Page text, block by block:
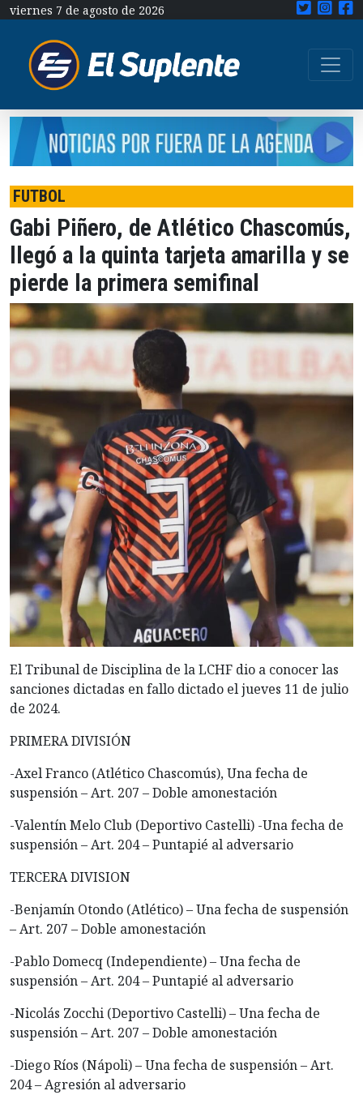
viernes 7 de agosto de 2026
FUTBOL
Gabi Piñero, de Atlético Chascomús,
llegó a la quinta tarjeta amarilla y se
pierde la primera semifinal
El Tribunal de Disciplina de la LCHF dio a conocer las
sanciones dictadas en fallo dictado el jueves 11 de julio
de 2024.
PRIMERA DIVISIÓN
-Axel Franco (Atlético Chascomús), Una fecha de
suspensión – Art. 207 – Doble amonestación
-Valentín Melo Club (Deportivo Castelli) -Una fecha de
suspensión – Art. 204 – Puntapié al adversario
TERCERA DIVISION
-Benjamín Otondo (Atlético) – Una fecha de suspensión
– Art. 207 – Doble amonestación
-Pablo Domecq (Independiente) – Una fecha de
suspensión – Art. 204 – Puntapié al adversario
-Nicolás Zocchi (Deportivo Castelli) – Una fecha de
suspensión – Art. 207 – Doble amonestación
-Diego Ríos (Nápoli) – Una fecha de suspensión – Art.
204 – Agresión al adversario